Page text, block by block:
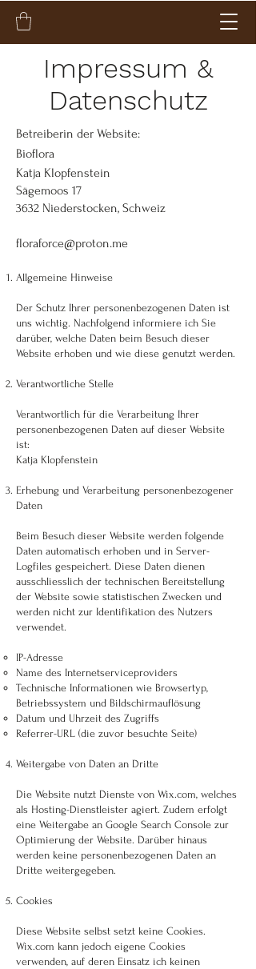
Impressum &
Datenschutz
Betreiberin der Website:
Bioflora
Katja Klopfenstein
Sägemoos 17
3632 Niederstocken, Schweiz
floraforce@proton.me
Allgemeine Hinweise
Der Schutz Ihrer personenbezogenen Daten ist
uns wichtig. Nachfolgend informiere ich Sie
darüber, welche Daten beim Besuch dieser
Website erhoben und wie diese genutzt werden.
Verantwortliche Stelle
Verantwortlich für die Verarbeitung Ihrer
personenbezogenen Daten auf dieser Website
ist:
Katja Klopfenstein
Erhebung und Verarbeitung personenbezogener
Daten
Beim Besuch dieser Website werden folgende
Daten automatisch erhoben und in Server-
Logfiles gespeichert. ​Diese Daten dienen
ausschliesslich der technischen Bereitstellung
der Website sowie statistischen Zwecken und
werden nicht zur Identifikation des Nutzers
verwendet.
IP-Adresse
Name des Internetserviceproviders
Technische Informationen wie Browsertyp,
Betriebssystem und Bildschirmauflösung
Datum und Uhrzeit des Zugriffs
Referrer-URL (die zuvor besuchte Seite)
Weitergabe von Daten an Dritte
Die Website nutzt Dienste von Wix.com, welches
als Hosting-Dienstleister agiert. Zudem erfolgt
eine Weitergabe an Google Search Console zur
Optimierung der Website. Darüber hinaus
werden keine personenbezogenen Daten an
Dritte weitergegeben.
Cookies
Diese Website selbst setzt keine Cookies.
Wix.com kann jedoch eigene Cookies
verwenden, auf deren Einsatz ich keinen